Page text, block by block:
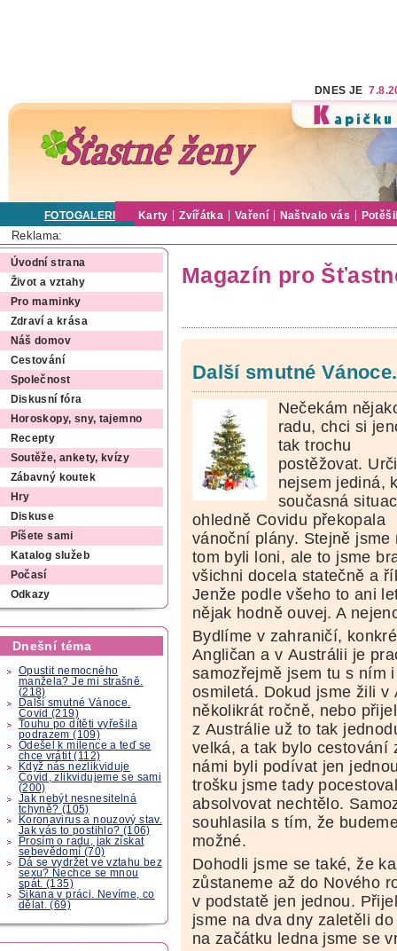
DNES JE
FOTOGALERIE Karty Zvířátka Vaření Naštvalo vás
Reklama:
Úvodní strana
Život a vztahy
Pro maminky
Zdraví a krása
Náš domov
Cestování
Společnost
Diskusní fóra
Horoskopy, sny, tajemno
Recepty
Soutěže, ankety, kvízy
Zábavný koutek
Hry
Diskuse
Píšete sami
Katalog služeb
Počasí
Odkazy
Dnešní téma
Opustit nemocného
manžela? Je mi strašně.
(218)
Další smutné Vánoce.
Covid (219)
Touhu po dítěti vyřešila
podrazem (109)
Odešel k milence a teď se
chce vrátit (112)
Když nás nezlikviduje
Covid, zlikvidujeme se sami
(200)
Jak nebýt nesnesitelná
tchyně? (105)
Koronavirus a nouzový stav.
Jak vás to postihlo? (106)
Prosím o radu, jak získat
sebevědomí (70)
Dá se vydržet ve vztahu bez
sexu? Nechce se mnou
spát. (135)
Šikana v práci. Nevíme, co
dělat. (69)
Magazín pro
Další smutné
Nečekám
radu, chci si
tak trochu
postěžovat.
nejsem jediná,
současná
ohledně Covidu překopala
vánoční plány. Stejně jsme
tom byli loni, ale to jsme
všichni docela statečně a
Jenže podle všeho to ani
nějak hodně ouvej. A
Bydlíme v zahraničí,
Angličan a v Austrálii je
samozřejmě jsem tu s ním
osmiletá. Dokud jsme žili v
několikrát ročně, nebo
z Austrálie už to tak
velká, a tak bylo cestování
námi byli podívat jen
trošku jsme tady
absolvovat nechtělo.
souhlasila s tím, že
možné.
Dohodli jsme se také, že
zůstaneme až do Nového
v podstatě jen jednou.
jsme na dva dny zaletěli
na začátku ledna jsme se